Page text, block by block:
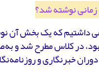
نوشته شد؟
داشتیم که یک بخش
در کلاس مطرح شد و
خبرنگاری و